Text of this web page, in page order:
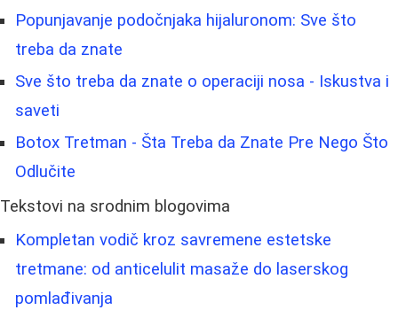
Popunjavanje podočnjaka hijaluronom: Sve što
treba da znate
Sve što treba da znate o operaciji nosa - Iskustva i
saveti
Botox Tretman - Šta Treba da Znate Pre Nego Što
Odlučite
Tekstovi na srodnim blogovima
Kompletan vodič kroz savremene estetske
tretmane: od anticelulit masaže do laserskog
pomlađivanja